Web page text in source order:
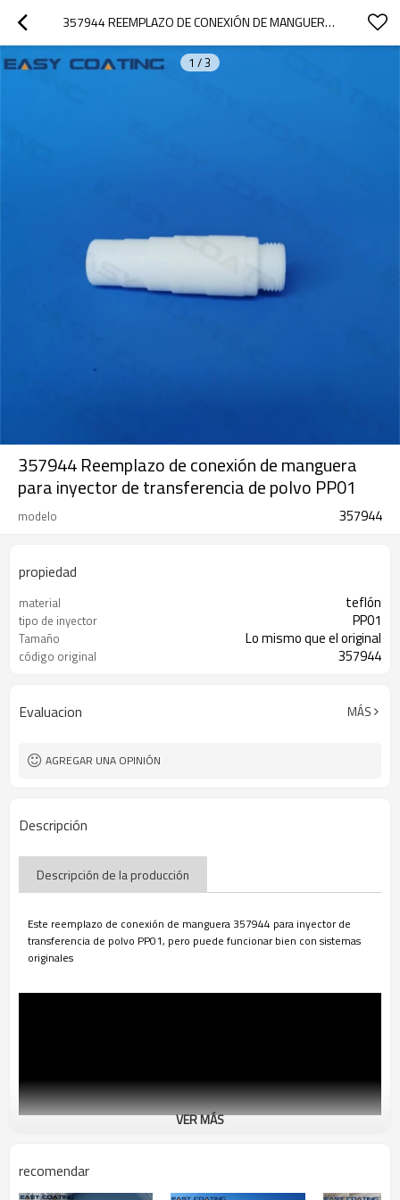
357944 REEMPLAZO DE CONEXIÓN DE MANGUERA PARA INYECTOR DE TRANSFERENCIA DE POLVO PP01
1 /3
357944 Reemplazo de conexión de manguera
para inyector de transferencia de polvo PP01
modelo 357944
propiedad
material teflón
tipo de inyector PP01
Tamaño Lo mismo que el original
código original 357944
Evaluacion MÁS
AGREGAR UNA OPINIÓN
Descripción
Descripción de la producción
Este reemplazo de conexión de manguera 357944 para inyector de
transferencia de polvo PP01, pero puede funcionar bien con sistemas
originales
VER MÁS
recomendar